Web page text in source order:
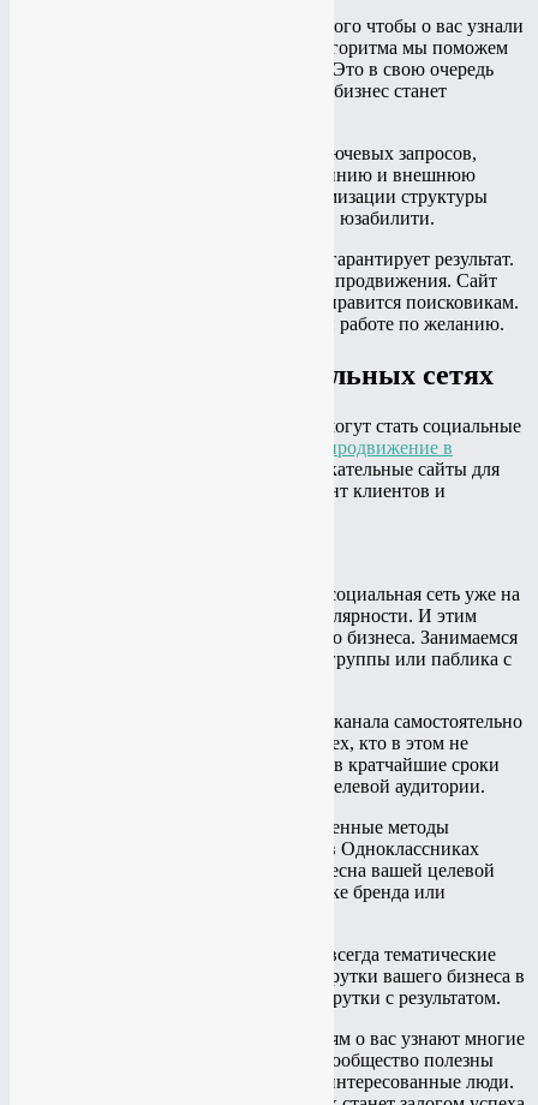
потребуется для того чтобы о вас узнали
клиенты. С помощью проверенного алгоритма мы поможем
вывести сайт в топ поисковых систем. Это в свою очередь
повлияет на увеличение продаж и ваш бизнес станет
из ключевых запросов,
проведём технические работы, внутреннию и внешнюю
оптимизацию. Уделим внимание оптимизации структуры
сайта, в том числе удобству навигации, юзабилити.
Комплексный подход к продвижению гарантирует результат.
Ориентируемся на конкретный регион продвижения. Сайт
будет удобен для ваших клиентов и понравится поисковикам.
Предоставляем отчёты по проделанной работе по желанию.
Продвижение в социальных сетях
Дополнительным источником дохода могут стать социальные
продвижение в
. Популярные развлекательные сайты для
общения помогут расширить контингент клиентов и
. Популярная социальная сеть уже на
протяжении многих лет не теряет популярности. И этим
можно воспользоваться во благо вашего бизнеса. Занимаемся
оформлением, ведением и раскруткой группы или паблика с
. Раскрутка канала самостоятельно
может стать хлопотным занятием для тех, кто в этом не
разбирается. Но только не для нас! Мы в кратчайшие сроки
завоюем доверие и лояльность вашей целевой аудитории.
. Проверенные методы
взаимодействия с аудиторией. Группа в Одноклассниках
оживёт прямо на глазах и станет интересна вашей целевой
аудитории. Это поможет вам в раскрутке бренда или
. Уникальные и всегда тематические
твитты станут залогом успеха для раскрутки вашего бизнеса в
сети. Только проверенные методы раскрутки с результатом.
Благодаря нашим отточенным действиям о вас узнают многие
потенциальные клиенты. Группа или сообщество полезны
тем, что в них присутствуют только заинтересованные люди.